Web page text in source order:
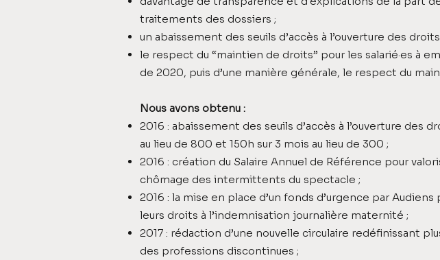
traitements des dossiers ;
un abaissement des seuils d’accès à l’ouverture des
le respect du “maintien de droits” pour les salarié·es à
de 2020, puis d’une manière générale, le respect du
Nous avons obtenu :
2016 : abaissement des seuils d’accès à l’ouverture des
au lieu de 800 et 150h sur 3 mois au lieu de 300 ;
2016 : création du Salaire Annuel de Référence pour
chômage des intermittents du spectacle ;
2016 : la mise en place d’un fonds d’urgence par
leurs droits à l’indemnisation journalière maternité ;
2017 : rédaction d’une nouvelle circulaire redéfinissant
des professions discontinues ;